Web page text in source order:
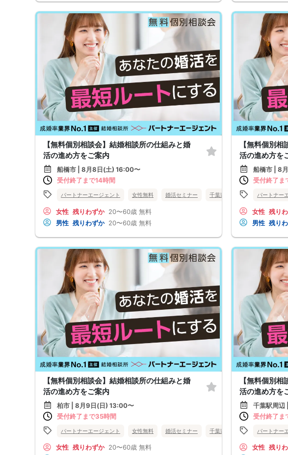
【無料個別相談会】結婚相談所の仕組みと婚
活の進め方をご案内
船橋市 | 8月8日(土) 16:00〜
受付終了まで14時間
パートナーエージェント 女性無料 婚活セミナー 千葉県 船橋市
女性 残りわずか 20〜60歳 無料
男性 残りわずか 20〜60歳 無料
【無料個別
活の進め方を
船橋市 | 8
受付終了ま
パートナー
女性 残り
男性 残り
【無料個別相談会】結婚相談所の仕組みと婚
活の進め方をご案内
柏市 | 8月9日(日) 13:00〜
受付終了まで35時間
パートナーエージェント 女性無料 婚活セミナー 千葉県 柏市
女性 残りわずか 20〜60歳 無料
【無料個別
活の進め方を
千葉駅周
受付終了ま
パートナー
女性 残り